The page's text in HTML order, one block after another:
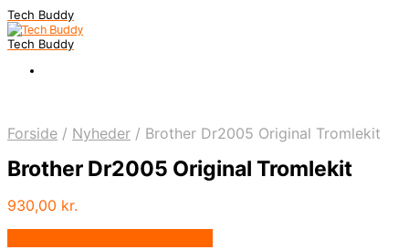
Tech Buddy
Tech Buddy
Forside / Nyheder / Brother Dr2005 Original Tromlekit
Brother Dr2005 Original Tromlekit
930,00 kr.